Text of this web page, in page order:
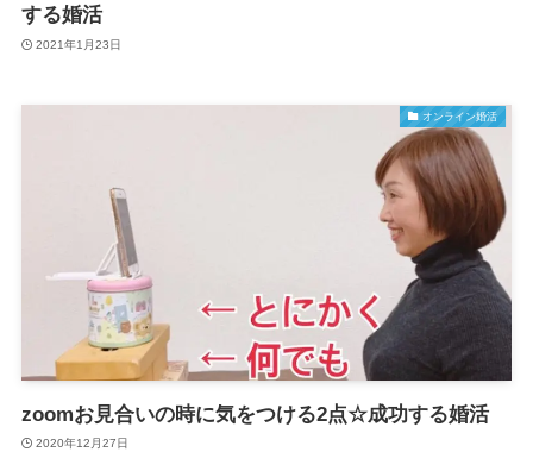
する婚活
2021年1月23日
オンライン婚活
zoomお見合いの時に気をつける2点☆成功する婚活
2020年12月27日